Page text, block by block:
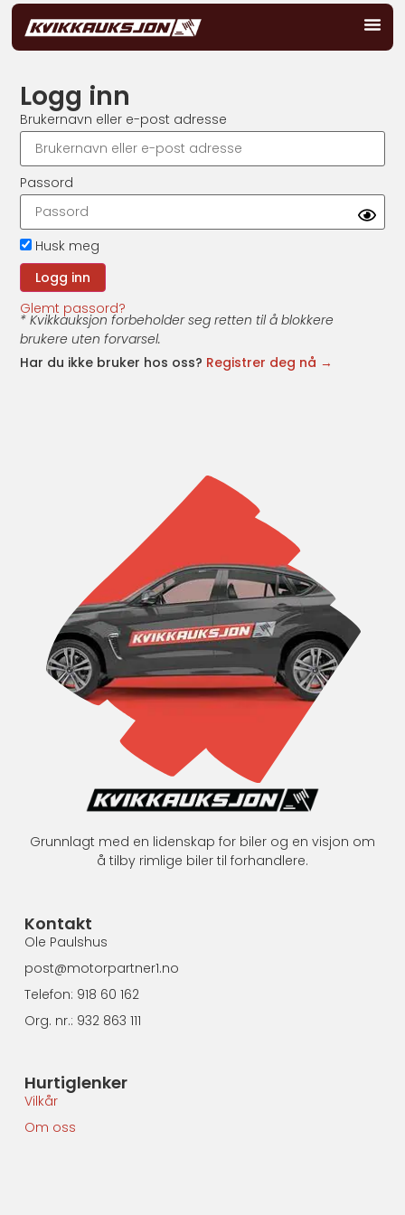
Logg inn
Brukernavn eller e-post adresse
Passord
Husk meg
Glemt passord?
* Kvikkauksjon forbeholder seg retten til å blokkere
brukere uten forvarsel.
Har du ikke bruker hos oss? Registrer deg nå →
Grunnlagt med en lidenskap for biler og en visjon om
å tilby rimlige biler til forhandlere.
Hurtiglenker
Vilkår
Om oss
Kontakt
Ole Paulshus
post@motorpartner1.no
Telefon: 918 60 162
Org. nr.: 932 863 111